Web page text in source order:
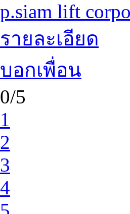
p.siam lift
รายละเอียด
บอกเพื่อน
0/5
1
2
3
4